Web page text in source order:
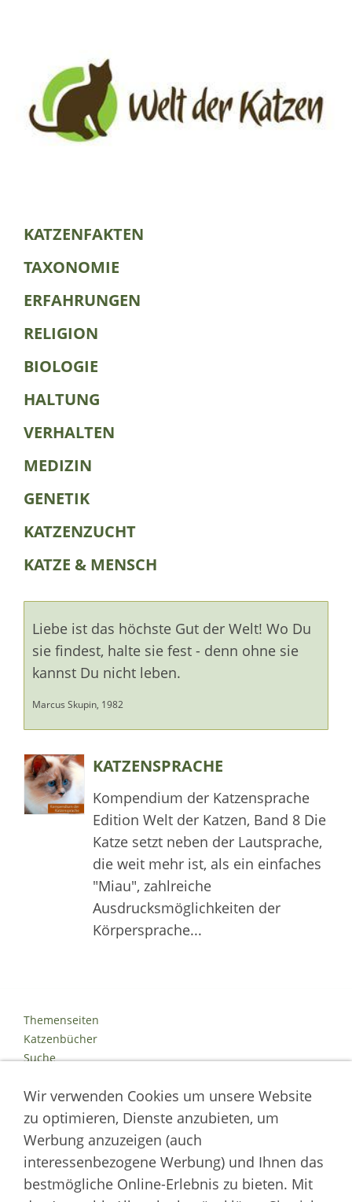
KATZENFAKTEN
TAXONOMIE
ERFAHRUNGEN
RELIGION
BIOLOGIE
HALTUNG
VERHALTEN
MEDIZIN
GENETIK
KATZENZUCHT
KATZE & MENSCH
Liebe ist das höchste Gut der Welt! Wo Du
sie findest, halte sie fest - denn ohne sie
kannst Du nicht leben.
Marcus Skupin, 1982
KATZENSPRACHE
Kompendium der Katzensprache
Edition Welt der Katzen, Band 8 Die
Katze setzt neben der Lautsprache,
die weit mehr ist, als ein einfaches
"Miau", zahlreiche
Ausdrucksmöglichkeiten der
Körpersprache...
Themenseiten
Katzenbücher
Suche
Impressum
Datenschutz
Cookies
Autor der Welt der Katzen
Wir verwenden Cookies um unsere Website
zu optimieren, Dienste anzubieten, um
Werbung anzuzeigen (auch
interessenbezogene Werbung) und Ihnen das
bestmögliche Online-Erlebnis zu bieten. Mit